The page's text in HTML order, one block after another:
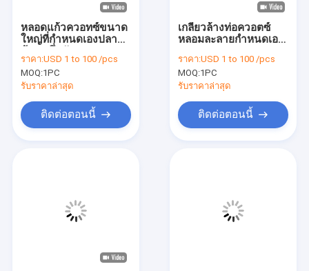
หลอดแก้วควอทซ์ขนาด
ใหญ่ที่กำหนดเองปลาย
ราคา:USD 1 to 100 /pcs
MOQ:1PC
รับราคาล่าสุด
ติดต่อตอนนี้
เกลียวล้างท่อควอตซ์
หลอมละลายกำหนดเอง
ทนความร้อน
ราคา:USD 1 to 100 /pcs
MOQ:1PC
รับราคาล่าสุด
ติดต่อตอนนี้